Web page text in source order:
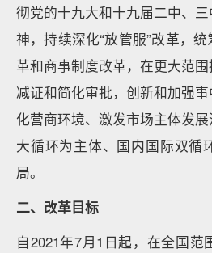
彻党的十九大和十九届二中、
神，持续深化“放管服”改革，
革和商事制度改革，在更大范
减证和简化审批，创新和加强
化营商环境、激发市场主体发
大循环为主体、国内国际双循
局。
二、改革目标
自2021年7月1日起，在全国范